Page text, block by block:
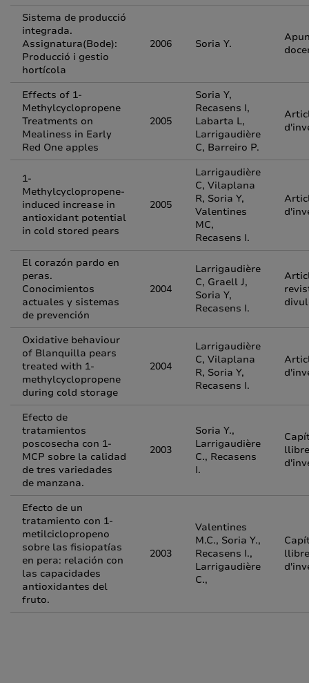
Sistema de producció
integrada.
Assignatura(Bode):
Producció i gestio
hortícola
2006 Soria Y.
Effects of 1-
Methylcyclopropene
Treatments on
Mealiness in Early
Red One apples
2005
Soria Y,
Recasens I,
Labarta L,
Larrigaudière
C, Barreiro P.
1-
Methylcyclopropene-
induced increase in
antioxidant potential
in cold stored pears
2005
Larrigaudière
C, Vilaplana
R, Soria Y,
Valentines
MC,
Recasens I.
El corazón pardo en
peras.
Conocimientos
actuales y sistemas
de prevención
2004
Larrigaudière
C, Graell J,
Soria Y,
Recasens I.
Oxidative behaviour
of Blanquilla pears
treated with 1-
methylcyclopropene
during cold storage
2004
Larrigaudière
C, Vilaplana
R, Soria Y,
Recasens I.
Efecto de
tratamientos
poscosecha con 1-
MCP sobre la calidad
de tres variedades
de manzana.
2003
Soria Y.,
Larrigaudière
C., Recasens
I.
llibre
Efecto de un
tratamiento con 1-
metilciclopropeno
sobre las fisiopatías
en pera: relación con
las capacidades
antioxidantes del
fruto.
2003
Valentines
M.C., Soria Y.,
Recasens I.,
Larrigaudière
C.,
llibre